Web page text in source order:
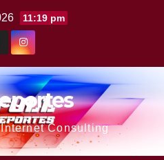
11:19 pm
Consulting